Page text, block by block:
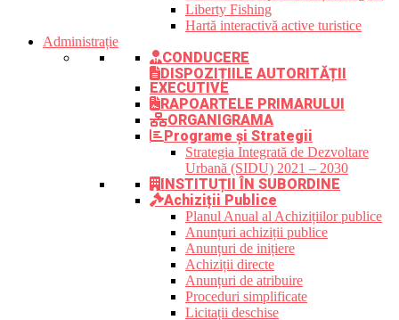
Liberty Fishing
Hartă interactivă active turistice
Administrație
CONDUCERE
DISPOZIȚIILE AUTORITĂȚII
EXECUTIVE
RAPOARTELE PRIMARULUI
ORGANIGRAMA
Programe și Strategii
Strategia Integrată de Dezvoltare
Urbană (SIDU) 2021 – 2030
INSTITUȚII ÎN SUBORDINE
Achiziții Publice
Planul Anual al Achizițiilor publice
Anunțuri achiziții publice
Anunțuri de inițiere
Achiziții directe
Anunțuri de atribuire
Proceduri simplificate
Licitații deschise